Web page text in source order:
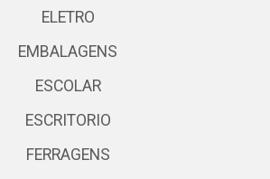
ELETRO
EMBALAGENS
ESCOLAR
ESCRITORIO
FERRAGENS